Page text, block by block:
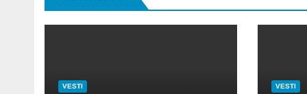
VESTI VESTI